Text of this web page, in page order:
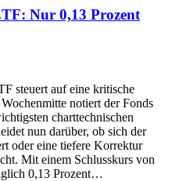
Nur 0,13 Prozent
steuert auf eine kritische
notiert der Fonds
charttechnischen
nun darüber, ob sich der
oder eine tiefere Korrektur
Mit einem Schlusskurs von
0,13 Prozent…